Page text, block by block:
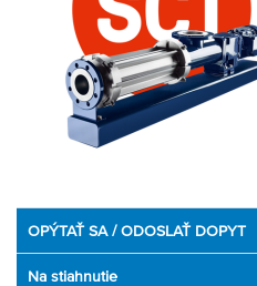
Partner Zone
OPÝTAŤ SA / ODOSLAŤ DOPYT
Na stiahnutie